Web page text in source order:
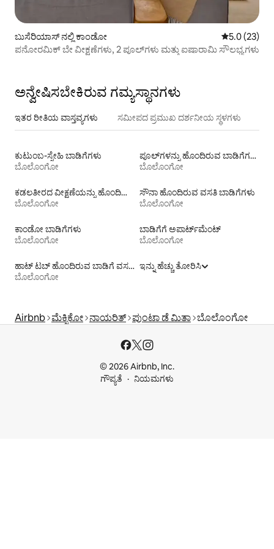
ಬುಸೆರಿಯಾಸ್ ನಲ್ಲಿ ಕಾಂಡೋ 5 ರಲ್ಲಿ 5.0
5.0 (23)
ಪನೋರಮಿಕ್ ಬೇ ವೀಕ್ಷಣೆಗಳು, 2 ಪೂಲ್‌ಗಳು ಮತ್ತು ಐಷಾರಾಮಿ ಸೌಲಭ್ಯಗಳು
ಅನ್ವೇಷಿಸಬೇಕಿರುವ ಗಮ್ಯಸ್ಥಾನಗಳು
ಇತರ ರೀತಿಯ ವಾಸ್ತವ್ಯಗಳು ಸಮೀಪದ ಪ್ರಮುಖ ದರ್ಶನೀಯ ಸ್ಥಳಗಳು
ಕುಟುಂಬ-ಸ್ನೇಹಿ ಬಾಡಿಗೆಗಳು
ಬೊಲೊಂಗೋ
ಪೂಲ್‍ಗಳನ್ನು ಹೊಂದಿರುವ ಬಾಡಿಗೆಗಳು
ಬೊಲೊಂಗೋ
ಕಡಲತೀರದ ವೀಕ್ಷಣೆಯನ್ನು ಹೊಂದಿರುವ ಬಾಡಿಗೆ ವಸತಿಗಳು
ಬೊಲೊಂಗೋ
ಸೌನಾ ಹೊಂದಿರುವ ವಸತಿ ಬಾಡಿಗೆಗಳು
ಬೊಲೊಂಗೋ
ಕಾಂಡೋ ಬಾಡಿಗೆಗಳು
ಬೊಲೊಂಗೋ
ಬಾಡಿಗೆಗೆ ಅಪಾರ್ಟ್‌ಮೆಂಟ್‌
ಬೊಲೊಂಗೋ
ಹಾಟ್ ಟಬ್ ಹೊಂದಿರುವ ಬಾಡಿಗೆ ವಸತಿಗಳು
ಬೊಲೊಂಗೋ
ಇನ್ನು ಹೆಚ್ಚು ತೋರಿಸಿ
Airbnb ಮೆಕ್ಸಿಕೋ ನಾಯರಿತ್ ಪುಂಟಾ ಡೆ ಮಿತಾ ಬೊಲೊಂಗೋ
© 2026 Airbnb, Inc.
ಗೌಪ್ಯತೆ
ನಿಯಮಗಳು